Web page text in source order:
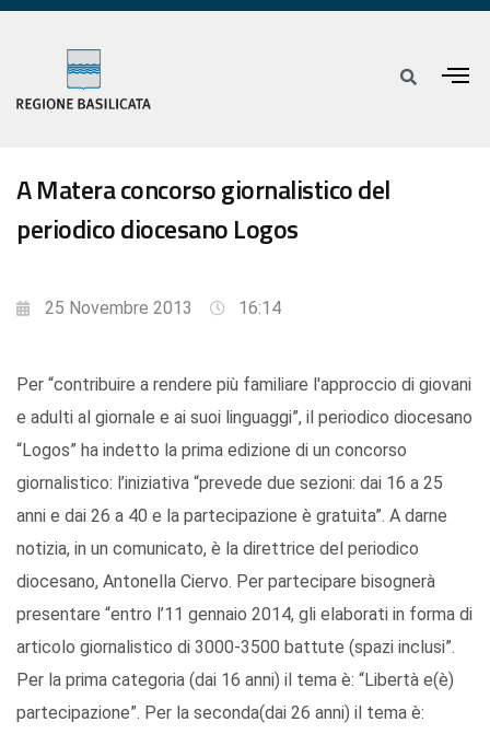
A Matera concorso giornalistico del
periodico diocesano Logos
25 Novembre 2013 16:14
Per “contribuire a rendere più familiare l'approccio di giovani
e adulti al giornale e ai suoi linguaggi”, il periodico diocesano
“Logos” ha indetto la prima edizione di un concorso
giornalistico: l’iniziativa “prevede due sezioni: dai 16 a 25
anni e dai 26 a 40 e la partecipazione è gratuita”. A darne
notizia, in un comunicato, è la direttrice del periodico
diocesano, Antonella Ciervo. Per partecipare bisognerà
presentare “entro l’11 gennaio 2014, gli elaborati in forma di
articolo giornalistico di 3000-3500 battute (spazi inclusi”.
Per la prima categoria (dai 16 anni) il tema è: “Libertà e(è)
partecipazione”. Per la seconda(dai 26 anni) il tema è: